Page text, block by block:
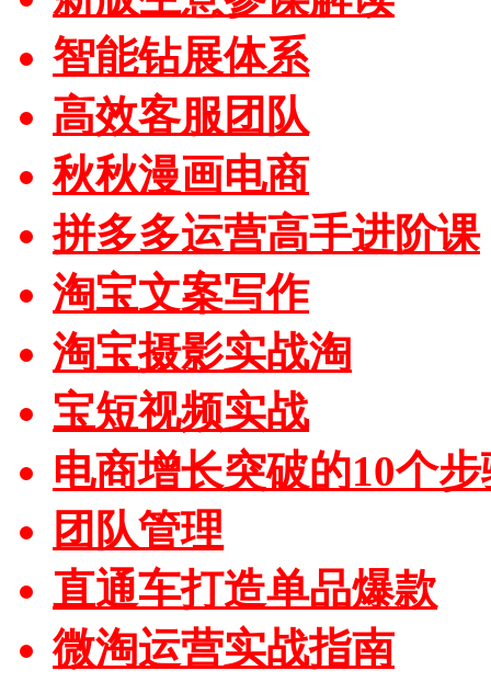
智能钻展体系
高效客服团队
秋秋漫画电商
拼多多运营高手进阶课
淘宝文案写作
淘宝摄影实战淘
宝短视频实战
电商增长突破的10个
团队管理
直通车打造单品爆款
微淘运营实战指南